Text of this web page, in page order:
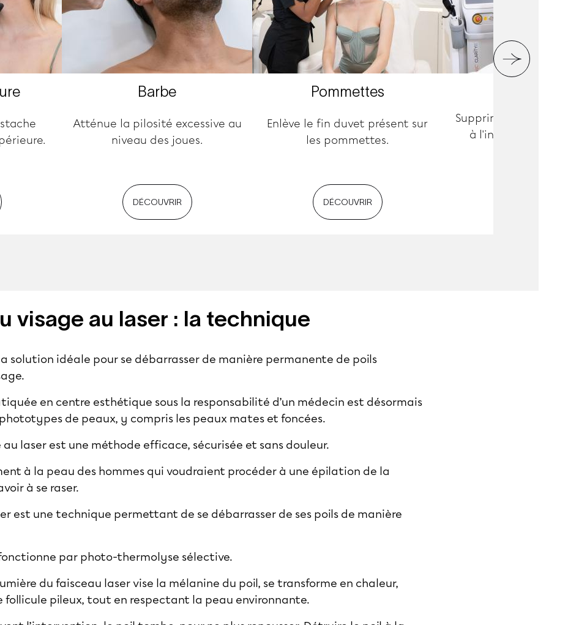
Barbe
Atténue la pilosité excessive au
niveau des joues.
DÉCOUVRIR
Pommettes
Enlève le fin duvet présent sur
les pommettes.
DÉCOUVRIR
Supprime les poils
à l'intérieur et
visage au laser : la technique
solution idéale pour se débarrasser de manière permanente de poils
en centre esthétique sous la responsabilité d’un médecin est désormais
de peaux, y compris les peaux mates et foncées.
au laser est une méthode efficace, sécurisée et sans douleur.
à la peau des hommes qui voudraient procéder à une épilation de la
à se raser.
est une technique permettant de se débarrasser de ses poils de manière
par photo-thermolyse sélective.
du faisceau laser vise la mélanine du poil, se transforme en chaleur,
follicule pileux, tout en respectant la peau environnante.